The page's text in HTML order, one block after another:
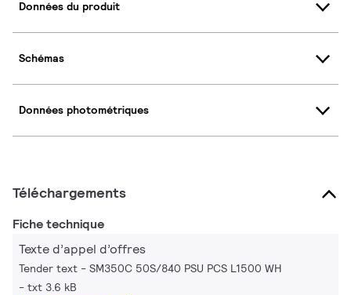
Données du produit
Schémas
Données photométriques
Téléchargements
Fiche technique
Texte d’appel d’offres
Tender text - SM350C 50S/840 PSU PCS L1500 WH
txt 3.6 kB